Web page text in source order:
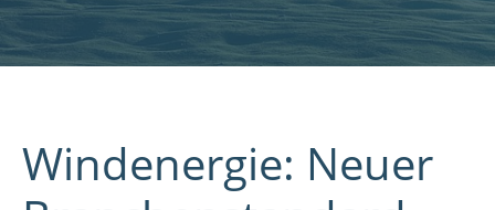
Windenergie: Neuer